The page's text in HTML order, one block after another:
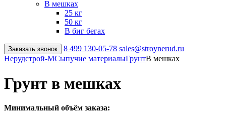
В мешках
25 кг
50 кг
В биг бегах
Заказать звонок 8 499 130-05-78 sales@stroynerud.ru
Нерудстрой-МСыпучие материалыГрунтВ мешках
Грунт в мешках
Минимальный объём заказа: